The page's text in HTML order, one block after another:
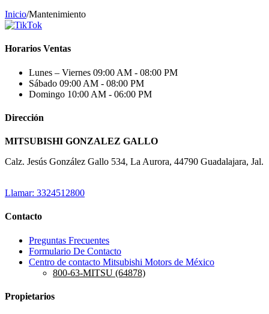
Inicio/Mantenimiento
Horarios Ventas
Lunes – Viernes 09:00 AM - 08:00 PM
Sábado 09:00 AM - 08:00 PM
Domingo 10:00 AM - 06:00 PM
Dirección
MITSUBISHI GONZALEZ GALLO
Calz. Jesús González Gallo 534, La Aurora, 44790 Guadalajara, Jal.
Llamar: 3324512800
Contacto
Preguntas Frecuentes
Formulario De Contacto
Centro de contacto Mitsubishi Motors de México
800-63-MITSU (64878)
Propietarios